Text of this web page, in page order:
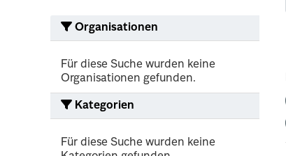
Organisationen
Für diese Suche wurden keine
Organisationen gefunden.
Kategorien
Für diese Suche wurden keine